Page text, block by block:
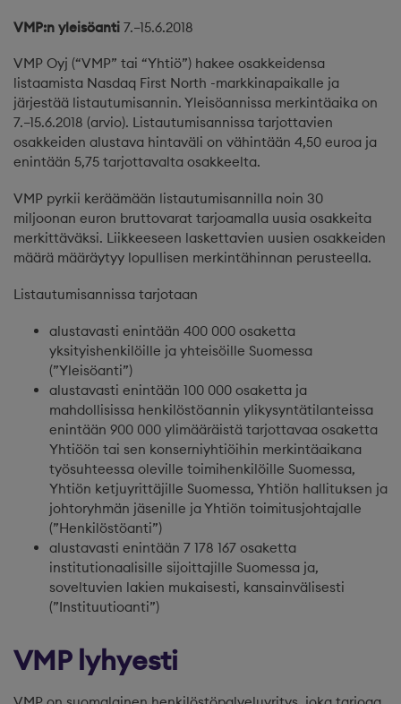
VMP:n yleisöanti 7.–15.6.2018
VMP Oyj (“VMP” tai “Yhtiö”) hakee osakkeidensa
listaamista Nasdaq First North -markkinapaikalle ja
järjestää listautumisannin. Yleisöannissa merkintäaika on
7.–15.6.2018 (arvio). Listautumisannissa tarjottavien
osakkeiden alustava hintaväli on vähintään 4,50 euroa ja
enintään 5,75 tarjottavalta osakkeelta.
VMP pyrkii keräämään listautumisannilla noin 30
miljoonan euron bruttovarat tarjoamalla uusia osakkeita
merkittäväksi. Liikkeeseen laskettavien uusien osakkeiden
määrä määräytyy lopullisen merkintähinnan perusteella.
Listautumisannissa tarjotaan
alustavasti enintään 400 000 osaketta
yksityishenkilöille ja yhteisöille Suomessa
(”Yleisöanti”)
alustavasti enintään 100 000 osaketta ja
mahdollisissa henkilöstöannin ylikysyntätilanteissa
enintään 900 000 ylimääräistä tarjottavaa osaketta
Yhtiöön tai sen konserniyhtiöihin merkintäaikana
työsuhteessa oleville toimihenkilöille Suomessa,
Yhtiön ketjuyrittäjille Suomessa, Yhtiön hallituksen ja
johtoryhmän jäsenille ja Yhtiön toimitusjohtajalle
(”Henkilöstöanti”)
alustavasti enintään 7 178 167 osaketta
institutionaalisille sijoittajille Suomessa ja,
soveltuvien lakien mukaisesti, kansainvälisesti
(”Instituutioanti”)
VMP lyhyesti